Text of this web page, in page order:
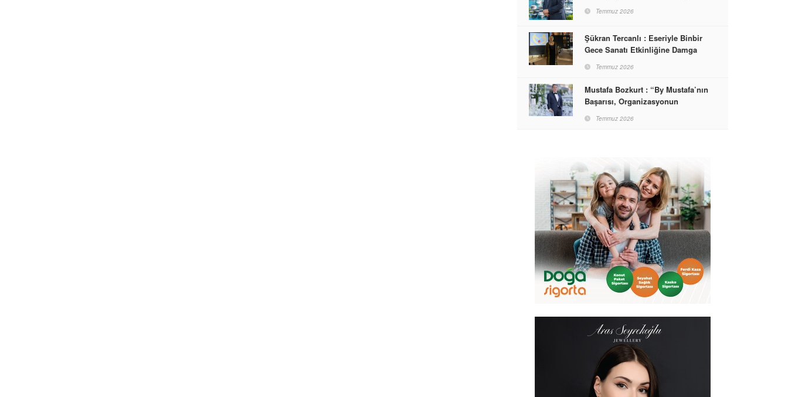
Destinasyon Haline Getirmeyi
Temmuz 2026
Şükran Tercanlı : Eseriyle Binbir
Gece Sanatı Etkinliğine Damga
Temmuz 2026
Mustafa Bozkurt : “By Mustafa’nın
Başarısı, Organizasyonun
Gördüğümüz Mutluluktur”
Temmuz 2026